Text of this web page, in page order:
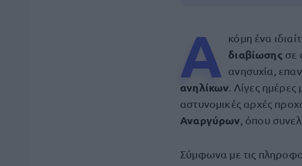
Α κόμη ένα
διαβίωσης σε
ανησυχία,
ανηλίκων . Λίγες ημέρες
αστυνομικές αρχές
Αναργύρων , όπου
Σύμφωνα με τις